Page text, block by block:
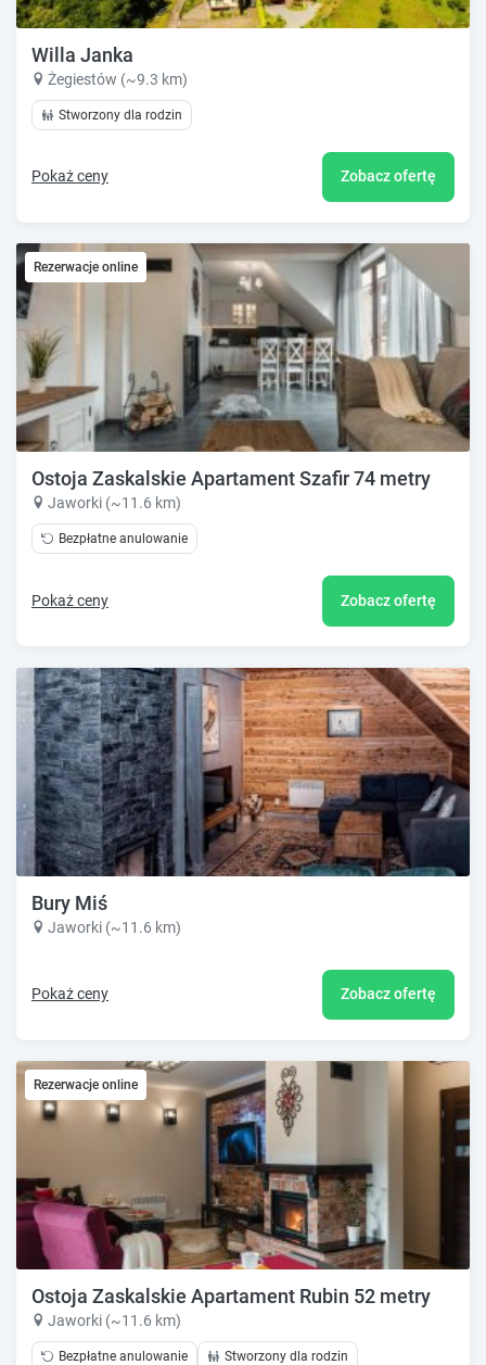
Willa Janka
Żegiestów (~9.3 km)
Stworzony dla rodzin
Pokaż ceny Zobacz ofertę
Rezerwacje online
Ostoja Zaskalskie Apartament Szafir 74 metry
Jaworki (~11.6 km)
Bezpłatne anulowanie
Pokaż ceny Zobacz ofertę
Bury Miś
Jaworki (~11.6 km)
Pokaż ceny Zobacz ofertę
Rezerwacje online
Ostoja Zaskalskie Apartament Rubin 52 metry
Jaworki (~11.6 km)
Bezpłatne anulowanie Stworzony dla rodzin